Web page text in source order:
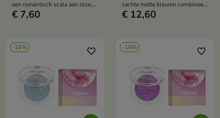
een romantisch scala aan roze,
beige en bruin. Het combineert
nude tot een intense, roze look.
€ 7,60
zachte matte kleuren combineert
met magische glitters in een
€ 12,60
-16% favorite_border -16% favorite_border